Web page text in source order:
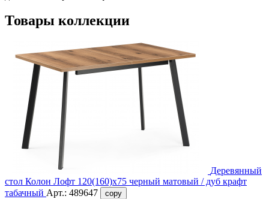
Товары коллекции
Деревянный
стол Колон Лофт 120(160)х75 черный матовый / дуб крафт
табачный Арт.: 489647 copy